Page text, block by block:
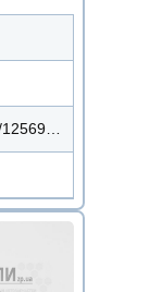
EX-69240/12569240